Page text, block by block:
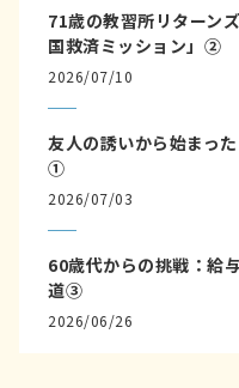
71歳の教習所リターン
国救済ミッション」②
2026/07/10
友人の誘いから始まっ
①
2026/07/03
60歳代からの挑戦：給
道③
2026/06/26